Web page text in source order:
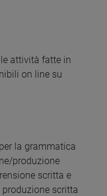
attività fatte in
on line su
la grammatica
produzione
scritta e
scritta